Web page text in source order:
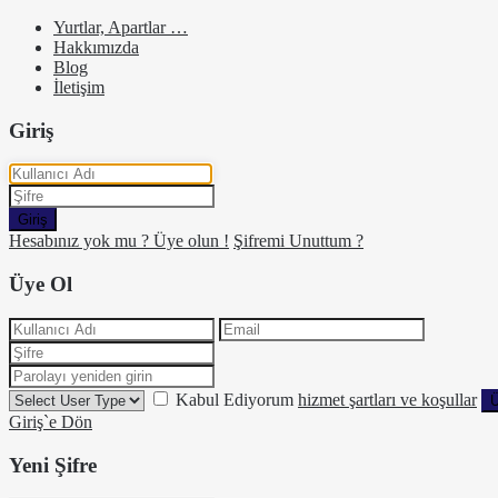
Yurtlar, Apartlar …
Hakkımızda
Blog
İletişim
Giriş
Giriş
Hesabınız yok mu ? Üye olun ! Şifremi Unuttum ?
Üye Ol
Kabul Ediyorum hizmet şartları ve koşullar
Giriş`e Dön
Yeni Şifre